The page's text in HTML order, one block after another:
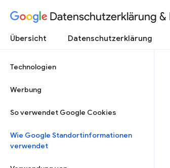
Datenschutzerklärung
Übersicht Datenschutzerklärung
Technologien
Werbung
So verwendet Google Cookies
Wie Google Standortinformationen
verwendet